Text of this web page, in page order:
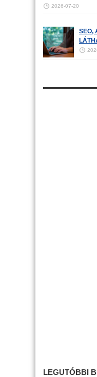
2026-07-20
SEO,
LEGUTÓBBI